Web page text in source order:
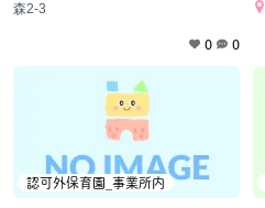
森2-3
0 0
認可外保育園_事業所内